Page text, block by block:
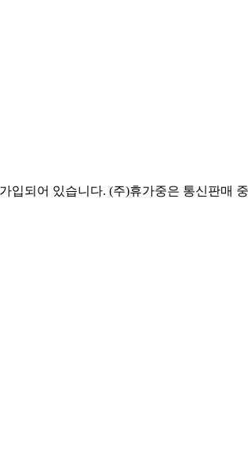
입되어 있습니다. (주)휴가중은 통신판매